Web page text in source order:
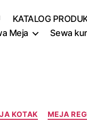
KATALOG
Meja
Sewa
KOTAK MEJA